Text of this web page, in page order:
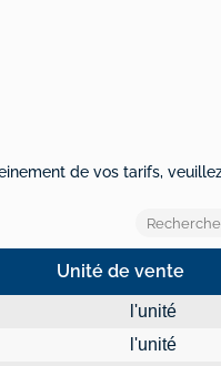
de vos tarifs,
Unité de vente
Unité de vente
l'unité
l'unité